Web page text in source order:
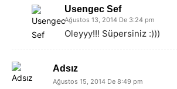
Usengec Sef
Ağustos 13, 2014 De 3:24 pm
Oleyyy!!! Süpersiniz :)))
Adsız
Ağustos 15, 2014 De 8:49 pm